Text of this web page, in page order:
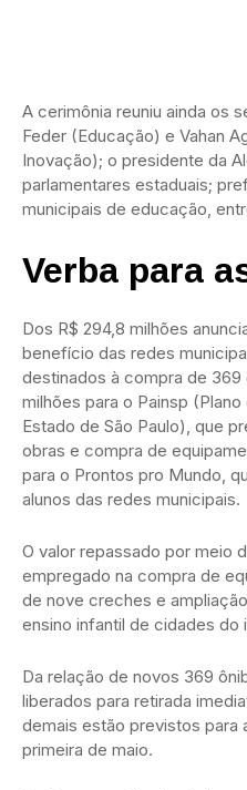
A cerimônia reuniu ainda os
Feder (Educação) e Vahan
Inovação); o presidente da
parlamentares estaduais;
municipais de educação,
Verba para
Dos R$ 294,8 milhões
benefício das redes
destinados à compra de 369
milhões para o Painsp
Estado de São Paulo), que
obras e compra de
para o Prontos pro Mundo,
alunos das redes municipais.
O valor repassado por meio
empregado na compra de
de nove creches e
ensino infantil de cidades do
Da relação de novos 369
liberados para retirada
demais estão previstos para
primeira de maio.